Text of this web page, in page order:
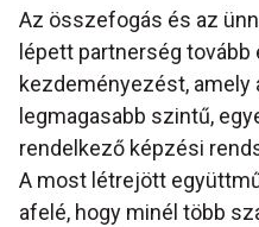
Az összefogás és az
lépett partnerség
kezdeményezést,
legmagasabb szintű,
rendelkező képzési
A most létrejött
afelé, hogy minél több